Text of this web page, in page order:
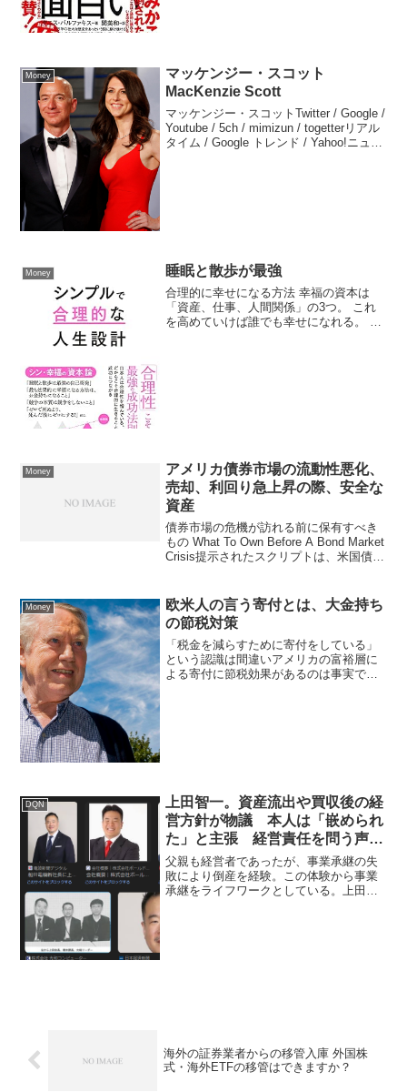
Money
マッケンジー・スコット
MacKenzie Scott
マッケンジー・スコットTwitter / Google /
Youtube / 5ch / mimizun / togetterリアル
タイム / Google トレンド / Yahoo!ニュー
Money 睡眠と散歩が最強
合理的に幸せになる方法 幸福の資本は
「資産、仕事、人間関係」の3つ。 これ
を高めていけば誰でも幸せになれる。 長
Money
アメリカ債券市場の流動性悪化、
売却、利回り急上昇の際、安全な
資産
債券市場の危機が訪れる前に保有すべき
もの What To Own Before A Bond Market
Crisis提示されたスクリプトは、米国債市
など）に、どのよ...
Money
欧米人の言う寄付とは、大金持ち
の節税対策
「税金を減らすために寄付をしている」
という認識は間違いアメリカの富裕層に
よる寄付に節税効果があるのは事実で
DQN
上田智一。資産流出や買収後の経
営方針が物議 本人は「嵌められ
た」と主張 経営責任を問う声が
多い
父親も経営者であったが、事業承継の失
敗により倒産を経験。この体験から事業
承継をライフワークとしている。上田智
海外の証券業者からの移管入庫 外国株
式・海外ETFの移管はできますか？